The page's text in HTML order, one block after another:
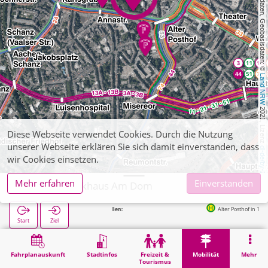
, Kartendaten, Geobasisdaten: ©
Land NRW
2021, Lizenz
dl-de/by-2-0
Fahrplanauskunft Stadtinfos
Freizeit &
Tourismus
Mobilität Mehr
Aachen, Parkhaus Am Dom
Start Ziel
Alter Posthof in 191m
Mobilität Parkhäuser (sonstige) Aachen, Parkhaus Am Dom
Diese Webseite verwendet Cookies. Durch die Nutzung
unserer Webseite erklären Sie sich damit einverstanden, dass
wir Cookies einsetzen.
Mehr erfahren
Einverstanden